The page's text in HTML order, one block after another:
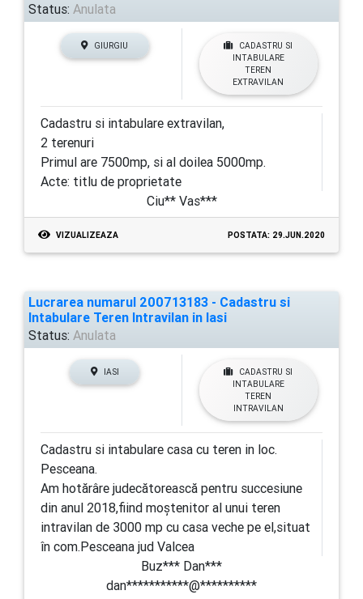
Status: Anulata
GIURGIU
CADASTRU SI
INTABULARE
TEREN
EXTRAVILAN
Cadastru si intabulare extravilan,
2 terenuri
Primul are 7500mp, si al doilea 5000mp.
Acte: titlu de proprietate
Ciu** Vas***
VIZUALIZEAZA POSTATA: 29.JUN.2020
Lucrarea numarul 200713183 - Cadastru si
Intabulare Teren Intravilan in Iasi
Status: Anulata
IASI
CADASTRU SI
INTABULARE
TEREN
INTRAVILAN
Cadastru si intabulare casa cu teren in loc.
Pesceana.
Am hotărâre judecătorească pentru succesiune
din anul 2018,fiind moștenitor al unui teren
intravilan de 3000 mp cu casa veche pe el,situat
în com.Pesceana jud Valcea
Buz*** Dan***
dan***********@**********